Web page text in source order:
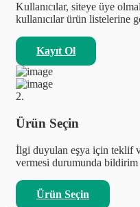
Kullanıcılar, siteye üye
kullanıcılar ürün listelerine
Kayıt Ol
2.
Ürün Seçin
İlgi duyulan eşya için teklif
vermesi durumunda bildirim
Ürün Seçin